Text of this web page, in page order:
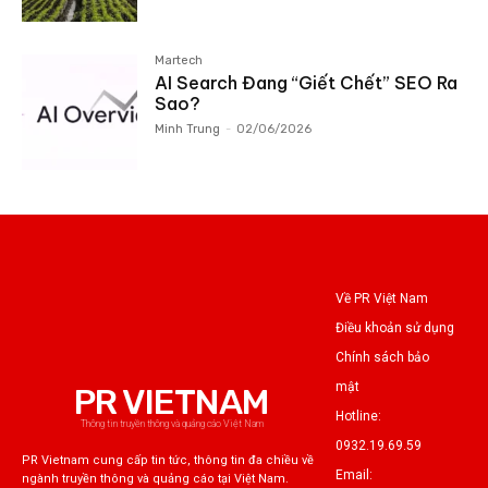
Martech
AI Search Đang “Giết Chết” SEO Ra
Sao?
Minh Trung - 02/06/2026
PR VIETNAM
Thông tin truyền thông và quảng cáo Việt Nam
PR Vietnam cung cấp tin tức, thông tin đa chiều về
ngành truyền thông và quảng cáo tại Việt Nam.
Về PR Việt Nam
Điều khoản sử dụng
Chính sách bảo
mật
Hotline:
0932.19.69.59
Email: